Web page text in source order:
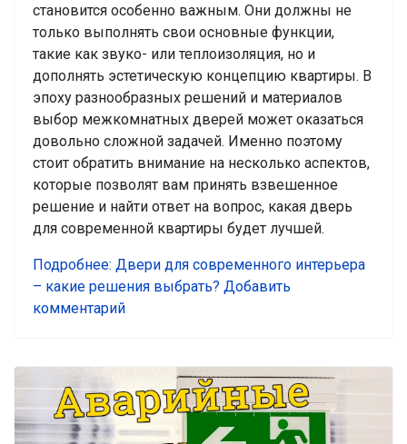
становится особенно важным. Они должны не
только выполнять свои основные функции,
такие как звуко- или теплоизоляция, но и
дополнять эстетическую концепцию квартиры. В
эпоху разнообразных решений и материалов
выбор межкомнатных дверей может оказаться
довольно сложной задачей. Именно поэтому
стоит обратить внимание на несколько аспектов,
которые позволят вам принять взвешенное
решение и найти ответ на вопрос, какая дверь
для современной квартиры будет лучшей.
Подробнее: Двери для современного интерьера
– какие решения выбрать? Добавить
комментарий